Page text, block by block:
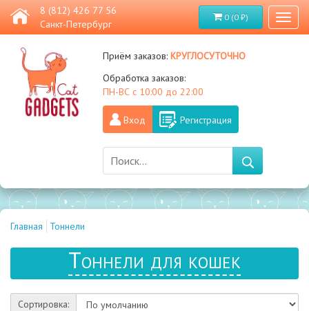
8 (812) 426 77 56
Санкт-Петербург
0 (0 ₽)
Приём заказов:круглосуточно
Обработка заказов:
ПН-ВС с 10:00 до 22:00
Вход Регистрация
Главная Тоннели
Тоннели для кошек
Сортировка: